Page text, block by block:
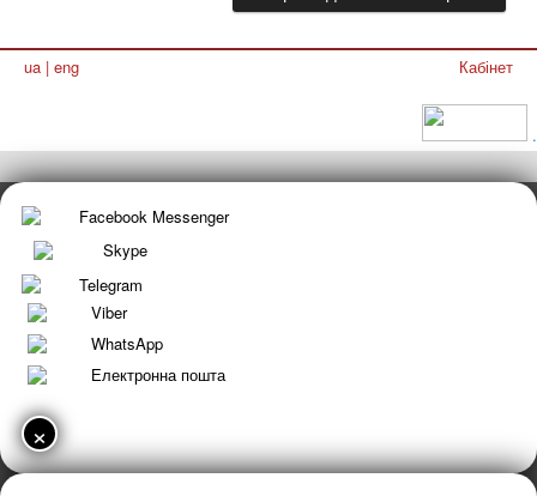
ua | eng Кабінет
.
Facebook Messenger
Skype
Telegram
Viber
WhatsApp
Електронна пошта
×